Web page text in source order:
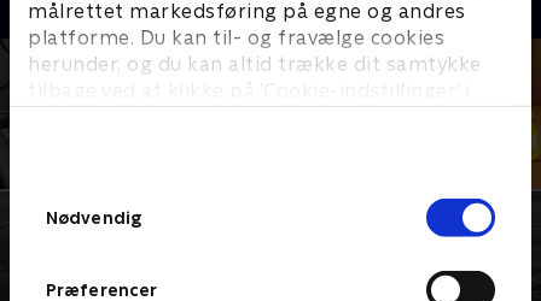
målrettet markedsføring på egne og andres
platforme. Du kan til- og fravælge cookies
herunder, og du kan altid trække dit samtykke
tilbage ved at klikke på ’Cookie-indstillinger’ i
Nødvendig
Præferencer